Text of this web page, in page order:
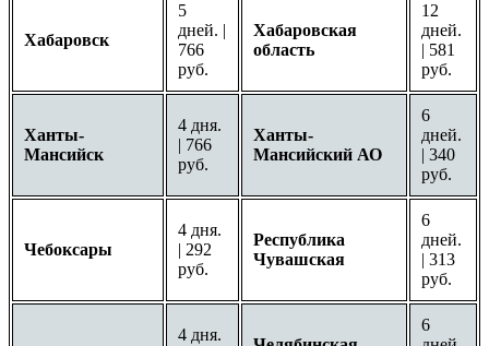
Хабаровск
5
дней. |
766
руб.
Хабаровская
область
12
дней.
| 581
руб.
Ханты-
Мансийск
4 дня.
| 766
руб.
Ханты-
Мансийский АО
6
дней.
| 340
руб.
Чебоксары
4 дня.
| 292
руб.
Республика
Чувашская
6
дней.
| 313
руб.
4 дня.
6